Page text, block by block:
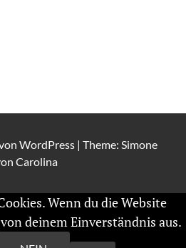
WordPress | Theme: Simone
Carolina
Wenn du die Website
deinem Einverständnis aus.